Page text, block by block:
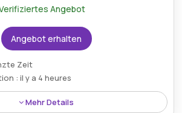
Angebot
Angebot erhalten
Zeit
: il y a 4 heures
Mehr Details